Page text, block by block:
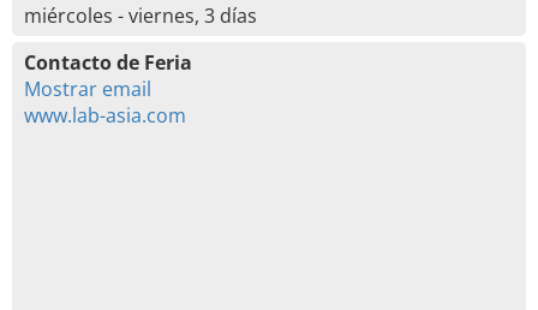
miércoles - viernes, 3 días
Contacto de Feria
Mostrar email
www.lab-asia.com